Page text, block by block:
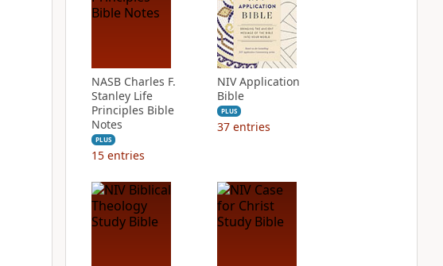
NASB Charles F.
Stanley Life
Principles Bible
Notes
PLUS
15 entries
NIV Application
Bible
PLUS
37 entries